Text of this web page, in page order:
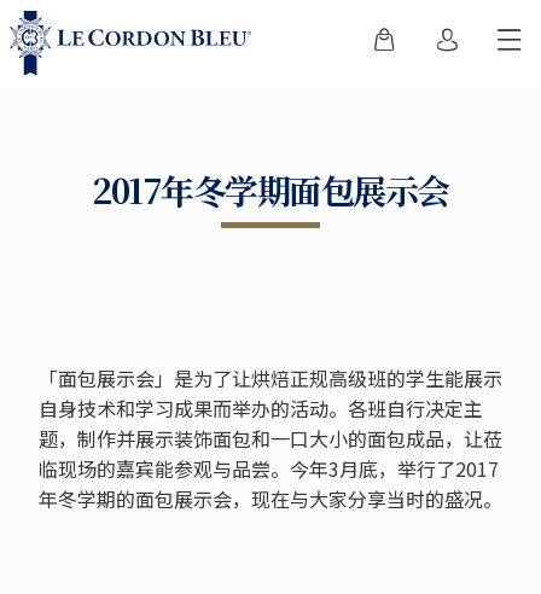
2017年冬学期面包展示会
「面包展示会」是为了让烘焙正规高级班的学生能展示
自身技术和学习成果而举办的活动。各班自行决定主
题，制作并展示装饰面包和一口大小的面包成品，让莅
临现场的嘉宾能参观与品尝。今年3月底，举行了2017
年冬学期的面包展示会，现在与大家分享当时的盛况。